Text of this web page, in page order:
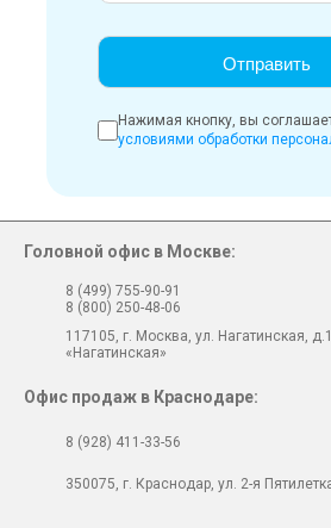
Нажимая кнопку, вы
условиями обработки
Головной офис в Москве:
8 (499) 755-90-91
8 (800) 250-48-06
117105, г. Москва, ул. Нагатинская,
«Нагатинская»
Офис продаж в Краснодаре:
8 (928) 411-33-56
350075, г. Краснодар, ул. 2-я